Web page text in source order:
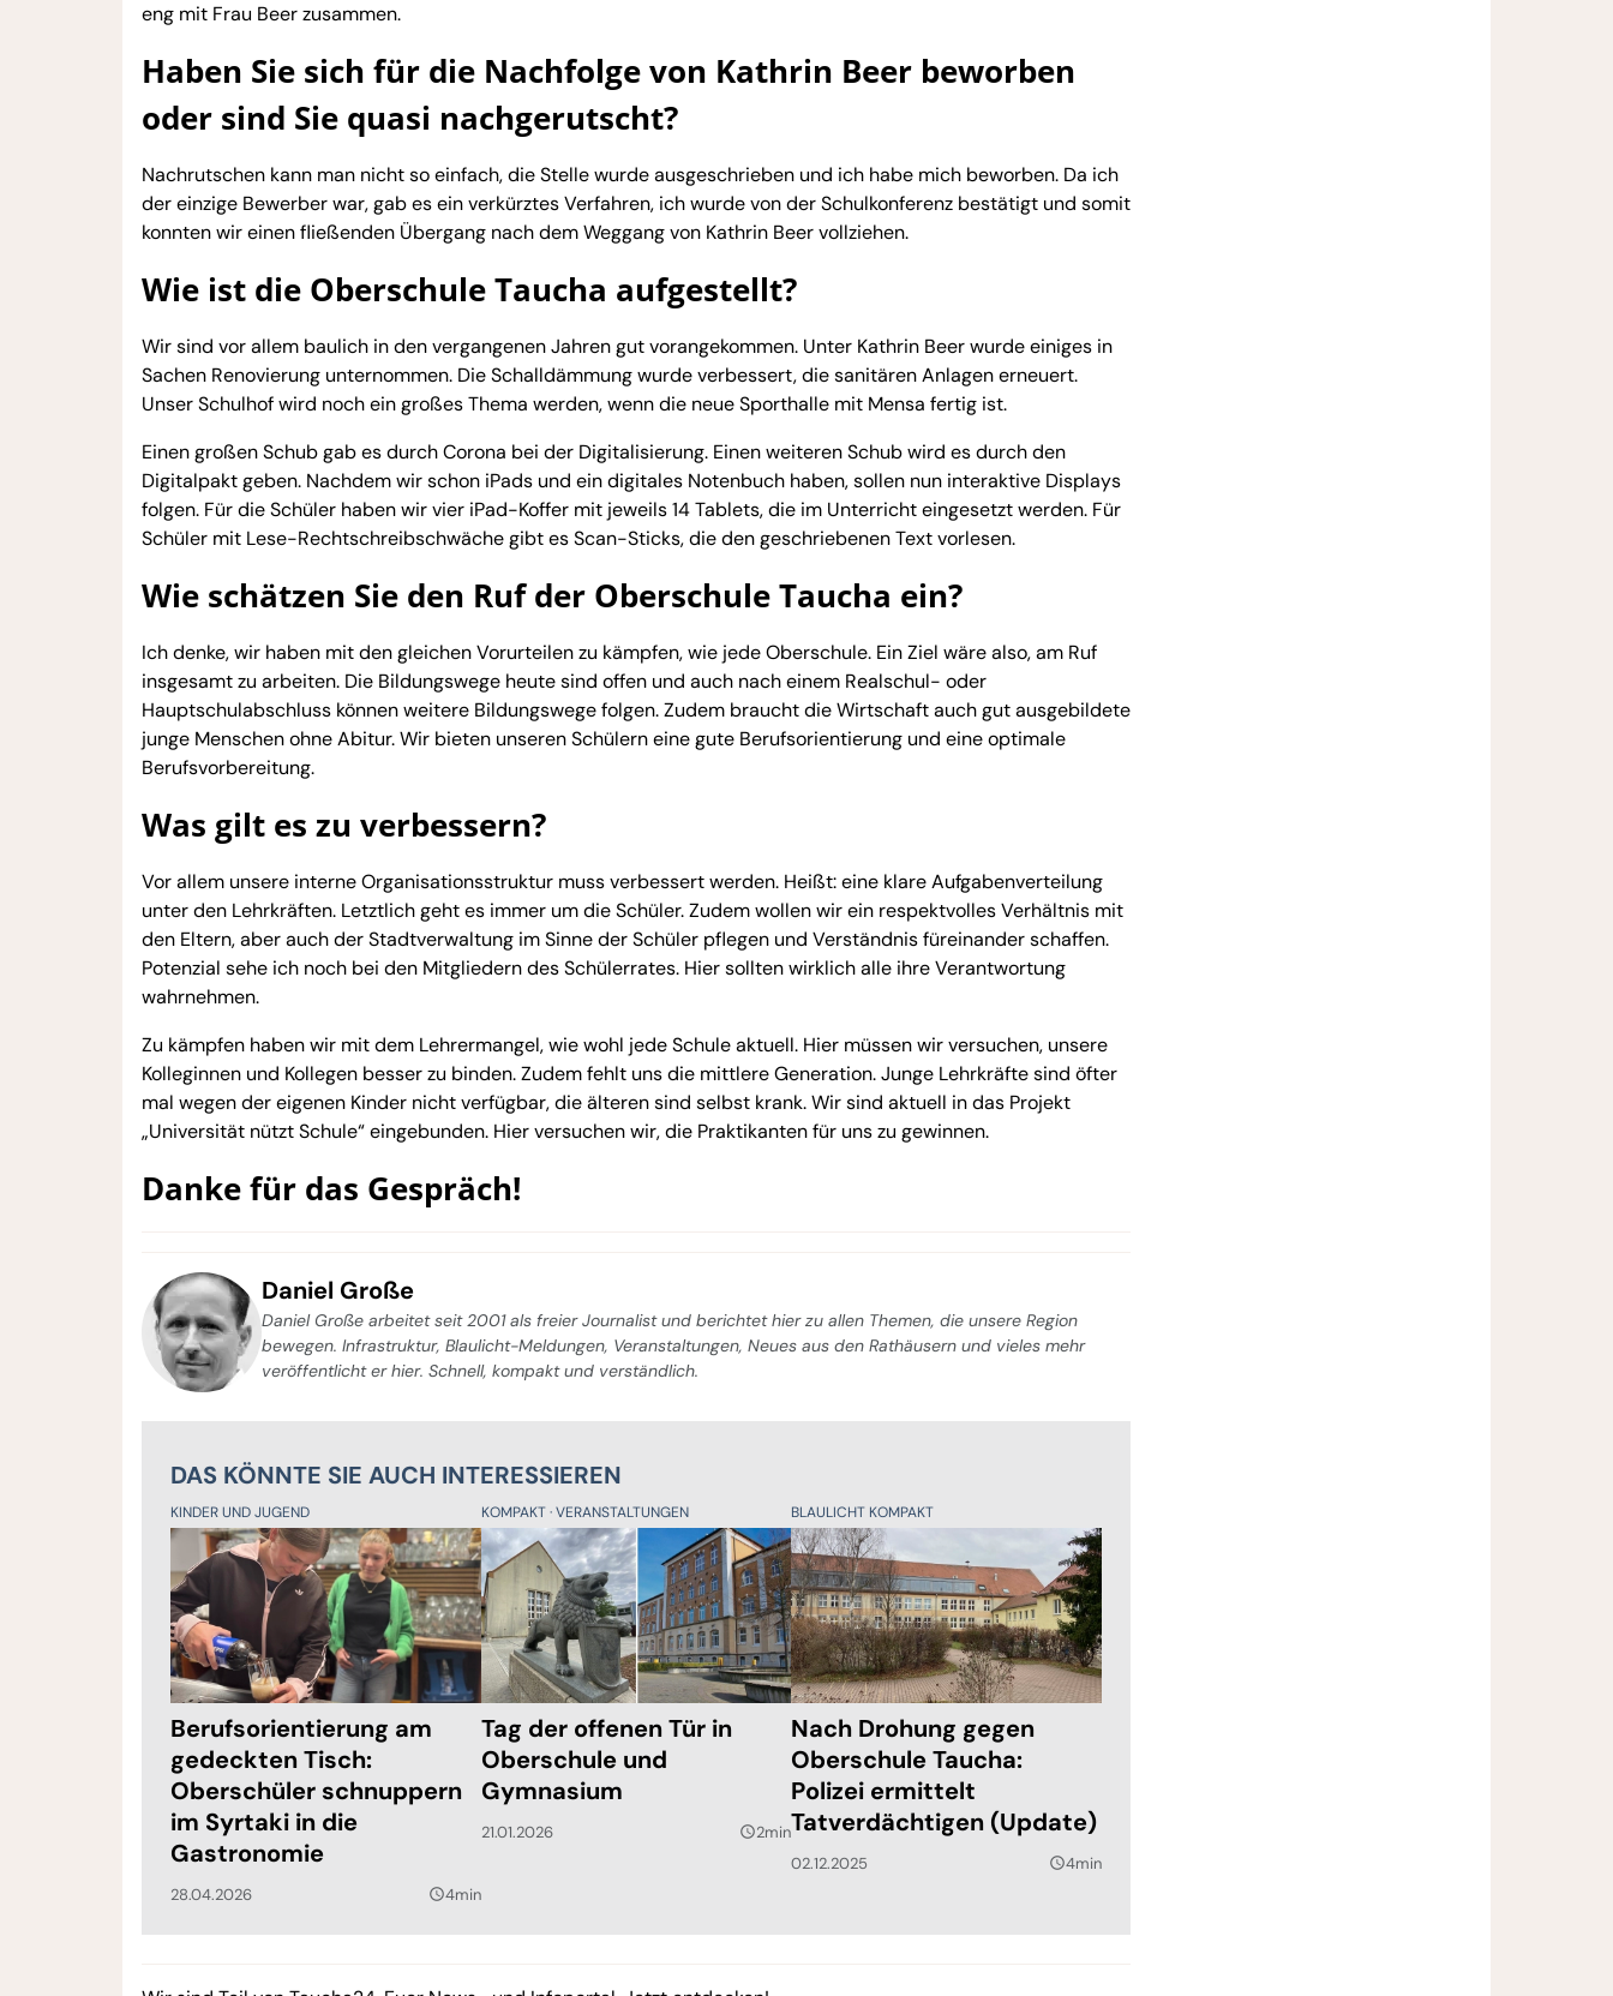
eng mit Frau Beer zusammen.
Haben Sie sich für die Nachfolge von Kathrin Beer beworben
oder sind Sie quasi nachgerutscht?
Nachrutschen kann man nicht so einfach, die Stelle wurde ausgeschrieben und ich habe mich beworben. Da ich
der einzige Bewerber war, gab es ein verkürztes Verfahren, ich wurde von der Schulkonferenz bestätigt und somit
konnten wir einen fließenden Übergang nach dem Weggang von Kathrin Beer vollziehen.
Wie ist die Oberschule Taucha aufgestellt?
Wir sind vor allem baulich in den vergangenen Jahren gut vorangekommen. Unter Kathrin Beer wurde einiges in
Sachen Renovierung unternommen. Die Schalldämmung wurde verbessert, die sanitären Anlagen erneuert.
Unser Schulhof wird noch ein großes Thema werden, wenn die neue Sporthalle mit Mensa fertig ist.
Einen großen Schub gab es durch Corona bei der Digitalisierung. Einen weiteren Schub wird es durch den
Digitalpakt geben. Nachdem wir schon iPads und ein digitales Notenbuch haben, sollen nun interaktive Displays
folgen. Für die Schüler haben wir vier iPad-Koffer mit jeweils 14 Tablets, die im Unterricht eingesetzt werden. Für
Schüler mit Lese-Rechtschreibschwäche gibt es Scan-Sticks, die den geschriebenen Text vorlesen.
Wie schätzen Sie den Ruf der Oberschule Taucha ein?
Ich denke, wir haben mit den gleichen Vorurteilen zu kämpfen, wie jede Oberschule. Ein Ziel wäre also, am Ruf
insgesamt zu arbeiten. Die Bildungswege heute sind offen und auch nach einem Realschul- oder
Hauptschulabschluss können weitere Bildungswege folgen. Zudem braucht die Wirtschaft auch gut ausgebildete
junge Menschen ohne Abitur. Wir bieten unseren Schülern eine gute Berufsorientierung und eine optimale
Berufsvorbereitung.
Was gilt es zu verbessern?
Vor allem unsere interne Organisationsstruktur muss verbessert werden. Heißt: eine klare Aufgabenverteilung
unter den Lehrkräften. Letztlich geht es immer um die Schüler. Zudem wollen wir ein respektvolles Verhältnis mit
den Eltern, aber auch der Stadtverwaltung im Sinne der Schüler pflegen und Verständnis füreinander schaffen.
Potenzial sehe ich noch bei den Mitgliedern des Schülerrates. Hier sollten wirklich alle ihre Verantwortung
wahrnehmen.
Zu kämpfen haben wir mit dem Lehrermangel, wie wohl jede Schule aktuell. Hier müssen wir versuchen, unsere
Kolleginnen und Kollegen besser zu binden. Zudem fehlt uns die mittlere Generation. Junge Lehrkräfte sind öfter
mal wegen der eigenen Kinder nicht verfügbar, die älteren sind selbst krank. Wir sind aktuell in das Projekt
„Universität nützt Schule“ eingebunden. Hier versuchen wir, die Praktikanten für uns zu gewinnen.
Danke für das Gespräch!
Daniel Große
Daniel Große arbeitet seit 2001 als freier Journalist und berichtet hier zu allen Themen, die unsere Region
bewegen. Infrastruktur, Blaulicht-Meldungen, Veranstaltungen, Neues aus den Rathäusern und vieles mehr
veröffentlicht er hier. Schnell, kompakt und verständlich.
DAS KÖNNTE SIE AUCH INTERESSIEREN
KINDER UND JUGEND
Berufsorientierung am
gedeckten Tisch:
Oberschüler schnuppern
im Syrtaki in die
Gastronomie
28.04.2026 query_builder4min
KOMPAKT VERANSTALTUNGEN
Tag der offenen Tür in
Oberschule und
Gymnasium
21.01.2026 query_builder2min
BLAULICHT KOMPAKT
Nach Drohung gegen
Oberschule Taucha:
Polizei ermittelt
Tatverdächtigen (Update)
02.12.2025 query_builder4min